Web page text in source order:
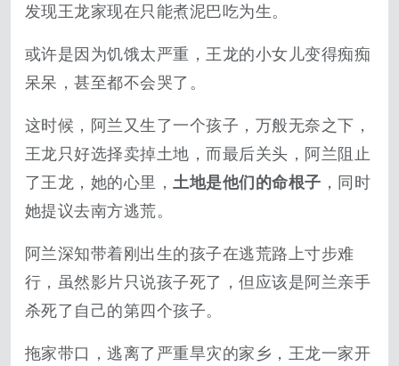
发现王龙家现在只能煮泥巴吃为生。
或许是因为饥饿太严重，王龙的小女儿变得痴痴
呆呆，甚至都不会哭了。
这时候，阿兰又生了一个孩子，万般无奈之下，
王龙只好选择卖掉土地，而最后关头，阿兰阻止
了王龙，她的心里，土地是他们的命根子 ，同时
她提议去南方逃荒。
阿兰深知带着刚出生的孩子在逃荒路上寸步难
行，虽然影片只说孩子死了，但应该是阿兰亲手
杀死了自己的第四个孩子。
拖家带口，逃离了严重旱灾的家乡，王龙一家开